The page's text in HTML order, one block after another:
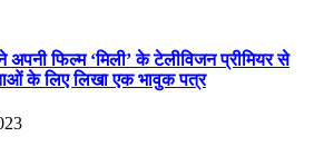
अपनी फिल्म ‘मिली’ के टेलीविजन प्रीमियर से
के लिए लिखा एक भावुक पत्र